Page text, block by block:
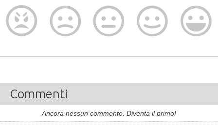
Commenti
Ancora nessun commento. Diventa il primo!